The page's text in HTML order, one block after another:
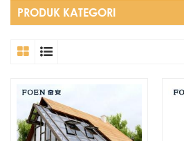
PRODUK KATEGORI